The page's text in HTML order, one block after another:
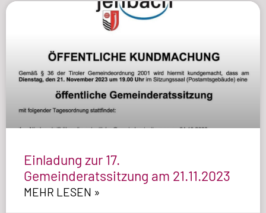
Einladung zur 17.
Gemeinderatssitzung am 21.11.2023
MEHR LESEN »